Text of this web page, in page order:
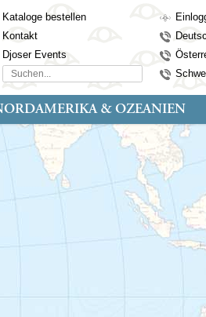
Kataloge bestellen
Kontakt
Djoser Events
Suchen...
Kosovo
Kroatien
Nepal
Seidenstraße
Singapur
Sri Lanka
Südkorea
Taiwan
& OZEANIEN
Reisen (4)
Family (2)
Länder
Alaska
Australien
Kanada
Neuseeland
USA
Art der Reise
Djoser Family (5)
Wander- und Fahrradreisen